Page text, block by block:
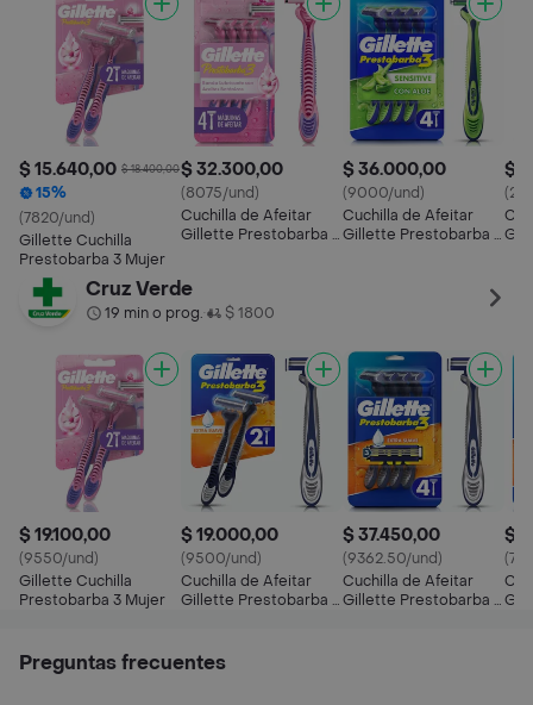
$ 15.640,00 $ 18.400,00
15%
(7820/und)
Gillette Cuchilla
Prestobarba 3 Mujer
$ 32.300,00
(8075/und)
Cuchilla de Afeitar
Gillette Prestobarba 3
$ 36.000,00
(9000/und)
Cuchilla de Afeitar
Gillette Prestobarba 3
$
Cruz Verde
19 min o prog.• $ 1800
$ 19.100,00
(9550/und)
Gillette Cuchilla
Prestobarba 3 Mujer
$ 19.000,00
(9500/und)
Cuchilla de Afeitar
Gillette Prestobarba 3
$ 37.450,00
(9362.50/und)
Cuchilla de Afeitar
Gillette Prestobarba 3
$
Preguntas frecuentes